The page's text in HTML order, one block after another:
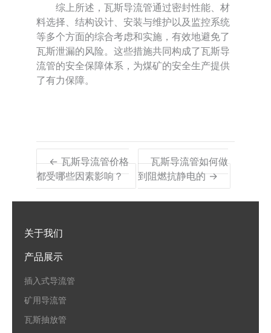
综上所述，瓦斯导流管通过密封性能、材
料选择、结构设计、安装与维护以及监控系统
等多个方面的综合考虑和实施，有效地避免了
瓦斯泄漏的风险。这些措施共同构成了瓦斯导
流管的安全保障体系，为煤矿的安全生产提供
了有力保障。
← 瓦斯导流管价格
都受哪些因素影响？
瓦斯导流管如何做
到阻燃抗静电的 →
关于我们
产品展示
插入式导流管
矿用导流管
瓦斯抽放管